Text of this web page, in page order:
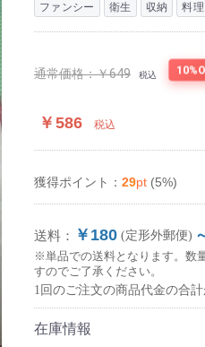
ファンシー 衛生 収納 料理
通常価格：￥649 税込
￥586 税込
獲得ポイント： 29pt (5%)
送料： ￥180 (定形外郵便)
※単品での送料となります。数
すのでご了承ください。
1回のご注文の商品代金の合
在庫情報